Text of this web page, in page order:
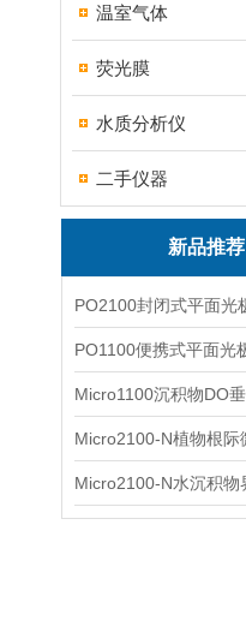
温室气体
荧光膜
水质分析仪
二手仪器
新品推荐